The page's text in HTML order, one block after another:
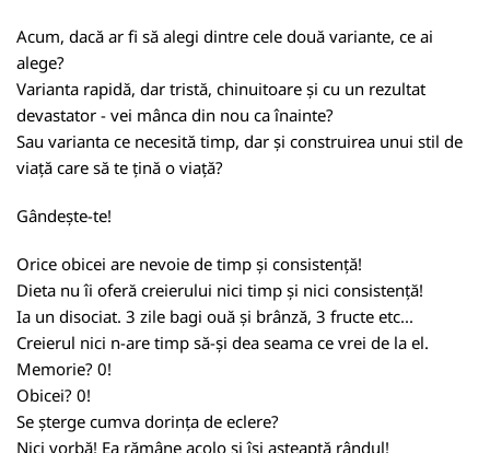
Acum, dacă ar fi să alegi dintre cele două variante, ce ai
alege?
Varianta rapidă, dar tristă, chinuitoare și cu un rezultat
devastator - vei mânca din nou ca înainte?
Sau varianta ce necesită timp, dar și construirea unui stil de
viață care să te țină o viață?
Gândește-te!
Orice obicei are nevoie de timp și consistență!
Dieta nu îi oferă creierului nici timp și nici consistență!
Ia un disociat. 3 zile bagi ouă și brânză, 3 fructe etc...
Creierul nici n-are timp să-și dea seama ce vrei de la el.
Memorie? 0!
Obicei? 0!
Se șterge cumva dorința de eclere?
Nici vorbă! Ea rămâne acolo și își așteaptă rândul!